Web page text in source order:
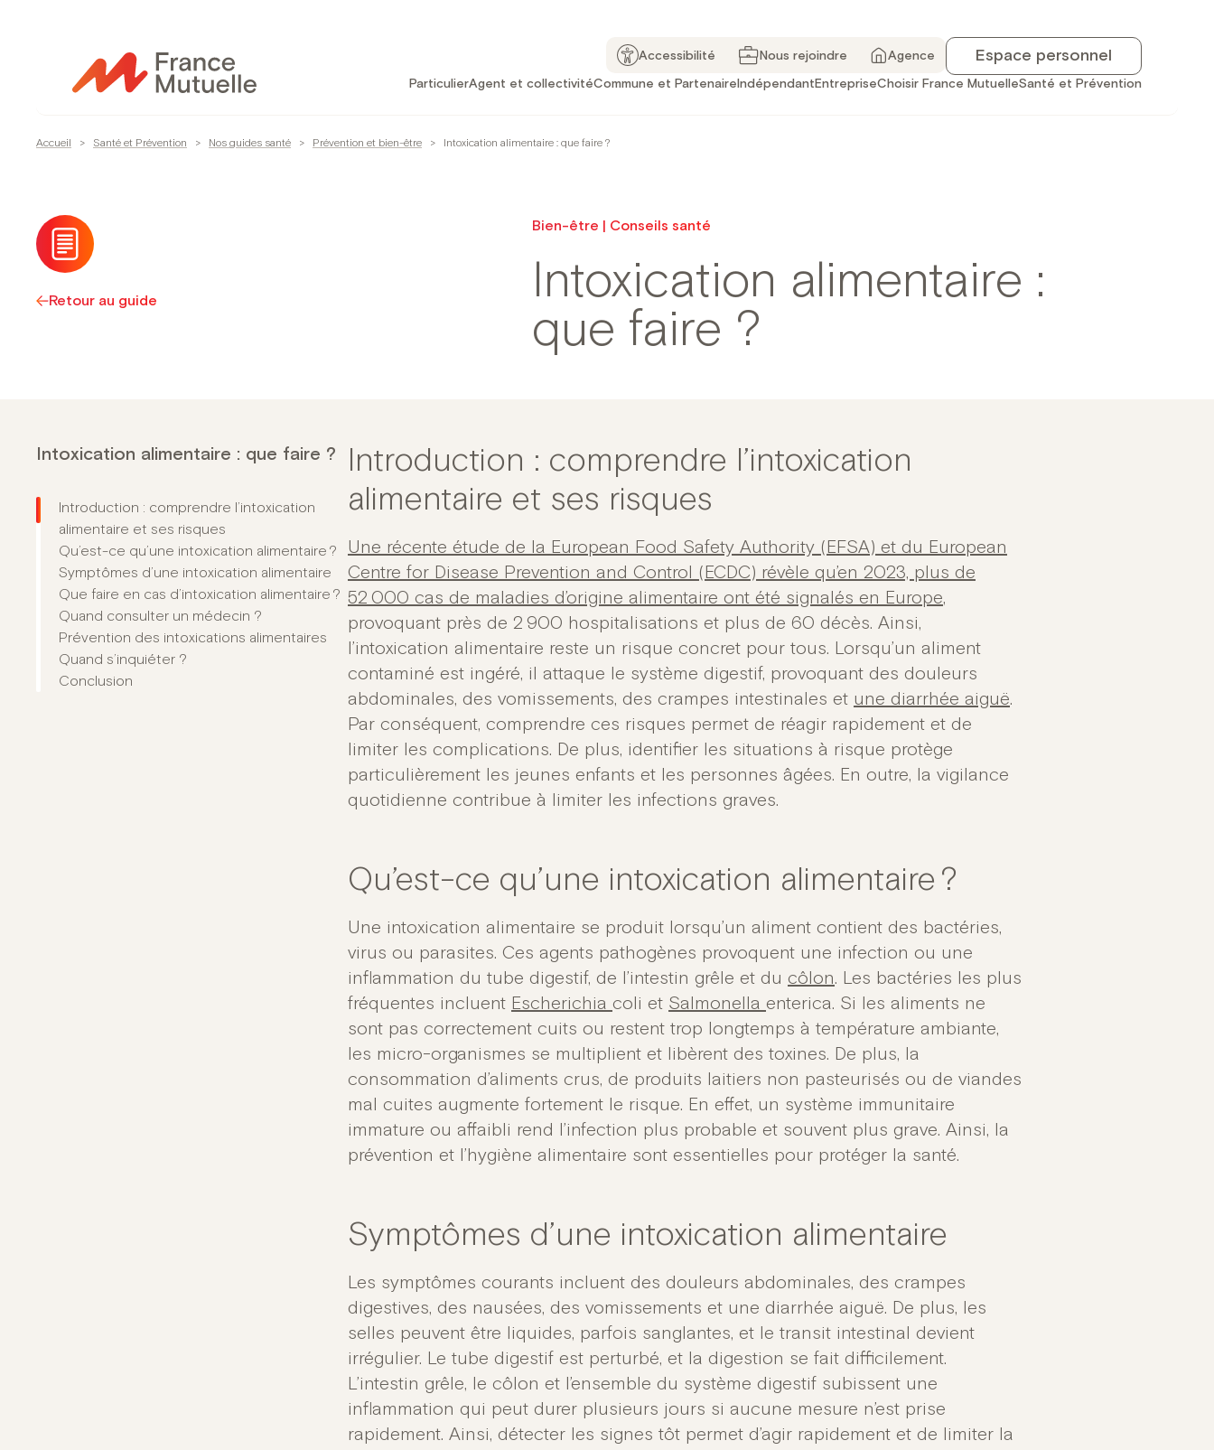
contenu
Accessibilité Nous rejoindre Agence Espace personnel
ParticulierAgent et collectivitéCommune et Partenaire Indépendant EntrepriseChoisir France MutuelleSanté et Prévention
Accueil > Santé et Prévention > Nos guides santé > Prévention et bien-être > Intoxication alimentaire : que faire ?
Retour au guide
Bien-être | Conseils santé
Intoxication alimentaire :
que faire ?
Intoxication alimentaire : que faire ?
Introduction : comprendre l’intoxication
alimentaire et ses risques
Qu’est-ce qu’une intoxication alimentaire ?
Symptômes d’une intoxication alimentaire
Que faire en cas d’intoxication alimentaire ?
Quand consulter un médecin ?
Prévention des intoxications alimentaires
Quand s’inquiéter ?
Conclusion
Introduction : comprendre l’intoxication
alimentaire et ses risques
Une récente étude de la European Food Safety Authority (EFSA) et du European
Centre for Disease Prevention and Control (ECDC) révèle qu’en 2023, plus de
52 000 cas de maladies d’origine alimentaire ont été signalés en Europe,
provoquant près de 2 900 hospitalisations et plus de 60 décès. Ainsi,
l’intoxication alimentaire reste un risque concret pour tous. Lorsqu’un aliment
contaminé est ingéré, il attaque le système digestif, provoquant des douleurs
abdominales, des vomissements, des crampes intestinales et une diarrhée aiguë.
Par conséquent, comprendre ces risques permet de réagir rapidement et de
limiter les complications. De plus, identifier les situations à risque protège
particulièrement les jeunes enfants et les personnes âgées. En outre, la vigilance
quotidienne contribue à limiter les infections graves.
Qu’est-ce qu’une intoxication alimentaire ?
Une intoxication alimentaire se produit lorsqu’un aliment contient des bactéries,
virus ou parasites. Ces agents pathogènes provoquent une infection ou une
inflammation du tube digestif, de l’intestin grêle et du côlon. Les bactéries les plus
fréquentes incluent Escherichia coli et Salmonella enterica. Si les aliments ne
sont pas correctement cuits ou restent trop longtemps à température ambiante,
les micro-organismes se multiplient et libèrent des toxines. De plus, la
consommation d’aliments crus, de produits laitiers non pasteurisés ou de viandes
mal cuites augmente fortement le risque. En effet, un système immunitaire
immature ou affaibli rend l’infection plus probable et souvent plus grave. Ainsi, la
prévention et l’hygiène alimentaire sont essentielles pour protéger la santé.
Symptômes d’une intoxication alimentaire
Les symptômes courants incluent des douleurs abdominales, des crampes
digestives, des nausées, des vomissements et une diarrhée aiguë. De plus, les
selles peuvent être liquides, parfois sanglantes, et le transit intestinal devient
irrégulier. Le tube digestif est perturbé, et la digestion se fait difficilement.
L’intestin grêle, le côlon et l’ensemble du système digestif subissent une
inflammation qui peut durer plusieurs jours si aucune mesure n’est prise
rapidement. Ainsi, détecter les signes tôt permet d’agir rapidement et de limiter la